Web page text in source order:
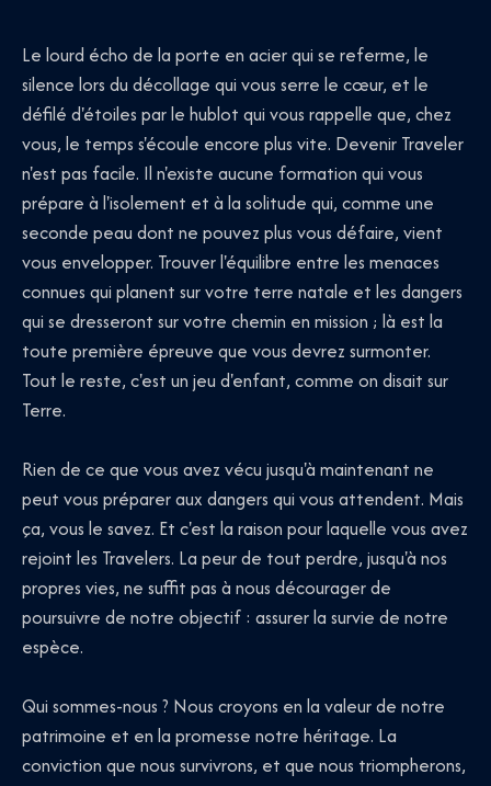
Le lourd écho de la porte en acier qui se referme, le
silence lors du décollage qui vous serre le cœur, et le
défilé d'étoiles par le hublot qui vous rappelle que, chez
vous, le temps s'écoule encore plus vite. Devenir Traveler
n'est pas facile. Il n'existe aucune formation qui vous
prépare à l'isolement et à la solitude qui, comme une
seconde peau dont ne pouvez plus vous défaire, vient
vous envelopper. Trouver l'équilibre entre les menaces
connues qui planent sur votre terre natale et les dangers
qui se dresseront sur votre chemin en mission ; là est la
toute première épreuve que vous devrez surmonter.
Tout le reste, c'est un jeu d'enfant, comme on disait sur
Terre.
Rien de ce que vous avez vécu jusqu'à maintenant ne
peut vous préparer aux dangers qui vous attendent. Mais
ça, vous le savez. Et c'est la raison pour laquelle vous avez
rejoint les Travelers. La peur de tout perdre, jusqu'à nos
propres vies, ne suffit pas à nous décourager de
poursuivre de notre objectif : assurer la survie de notre
espèce.
Qui sommes-nous ? Nous croyons en la valeur de notre
patrimoine et en la promesse notre héritage. La
conviction que nous survivrons, et que nous triompherons,